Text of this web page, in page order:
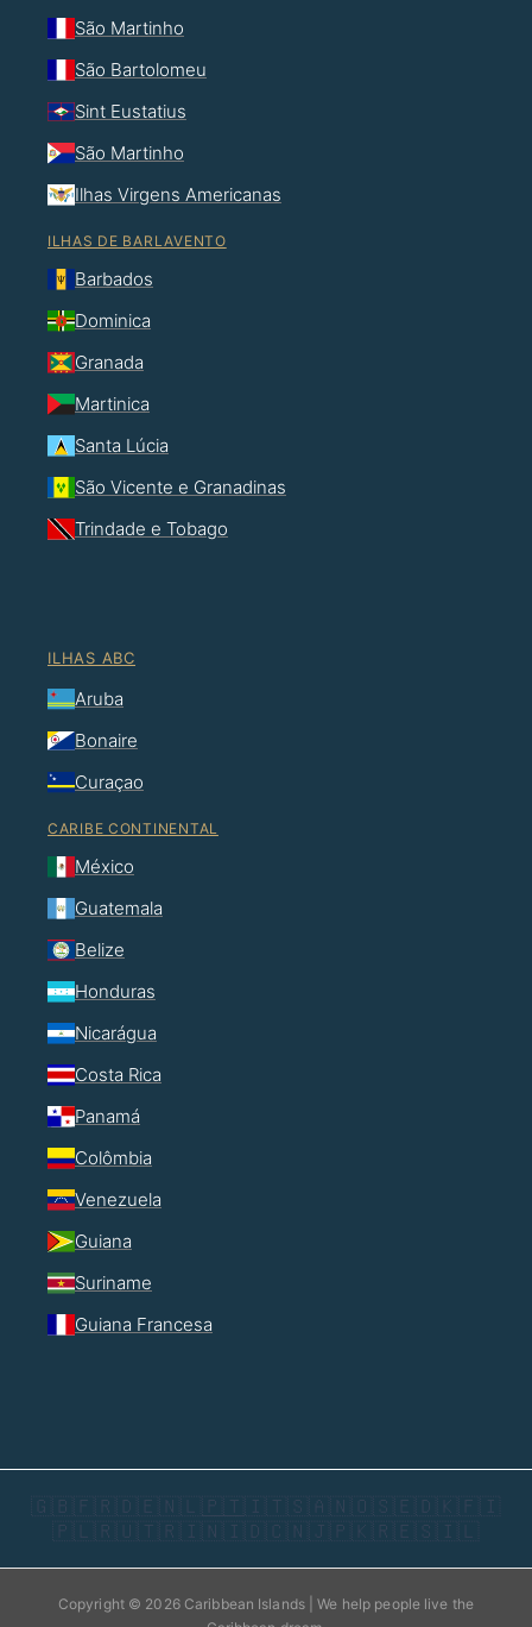
São Martinho
São Bartolomeu
Sint Eustatius
São Martinho
Ilhas Virgens Americanas
ILHAS DE BARLAVENTO
Barbados
Dominica
Granada
Martinica
Santa Lúcia
São Vicente e Granadinas
Trindade e Tobago
ILHAS ABC
Aruba
Bonaire
Curaçao
CARIBE CONTINENTAL
México
Guatemala
Belize
Honduras
Nicarágua
Costa Rica
Panamá
Colômbia
Venezuela
Guiana
Suriname
Guiana Francesa
🇬🇧 🇫🇷 🇩🇪 🇳🇱 🇵🇹 🇮🇹 🇸🇦 🇳🇴 🇸🇪 🇩🇰 🇫🇮
🇵🇱 🇷🇺 🇹🇷 🇮🇳 🇮🇩 🇨🇳 🇯🇵 🇰🇷 🇪🇸 🇮🇱
Copyright © 2026 Caribbean Islands | We help people live the